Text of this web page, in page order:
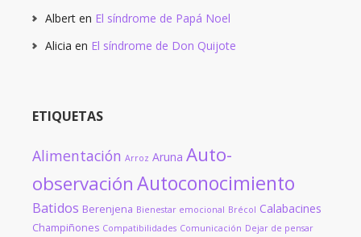
Albert en El síndrome de Papá Noel
Alicia en El síndrome de Don Quijote
ETIQUETAS
Alimentación Arroz Aruna Auto-
observaciónAutoconocimiento
Batidos Berenjena Bienestar emocional Brécol Calabacines
Champiñones Compatibilidades Comunicación Dejar de pensar